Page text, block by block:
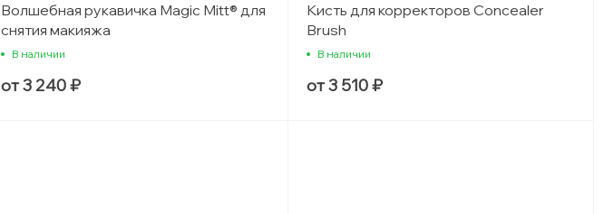
Волшебная рукавичка Magic Mitt® для
снятия макияжа
В наличии
от 3 240 ₽
Кисть для корректоров Concealer
Brush
В наличии
от 3 510 ₽